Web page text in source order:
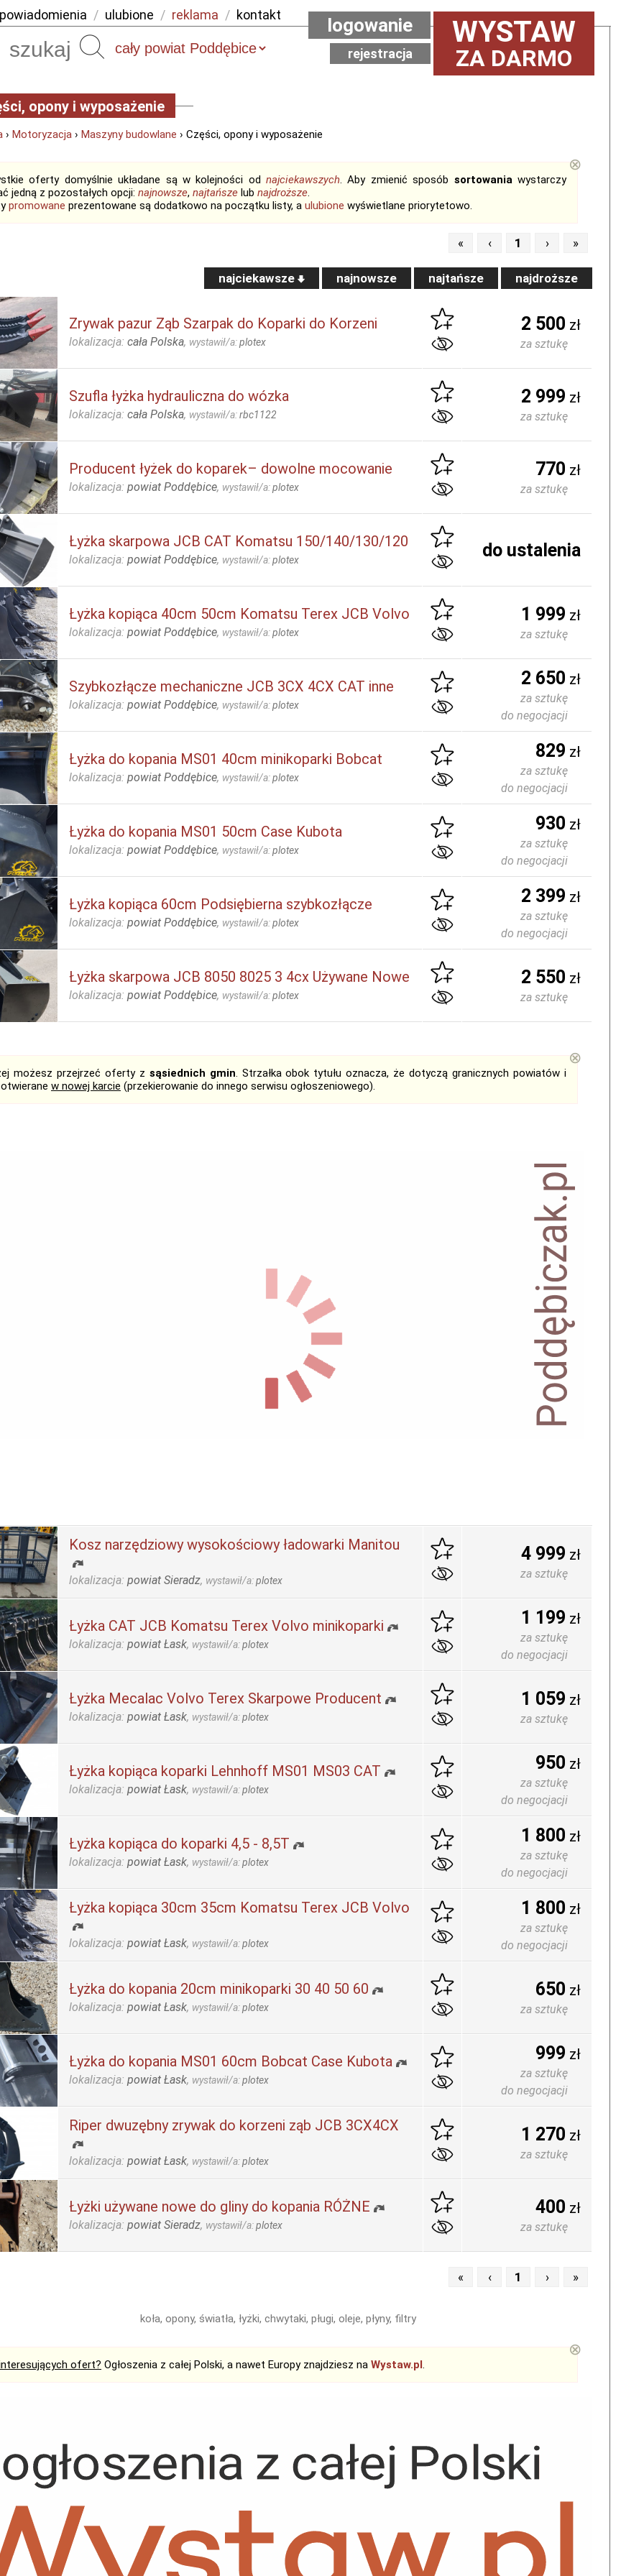
powiadomienia / ulubione / reklama / kontakt
Szukaj WYSTAW
ZA DARMO
logowanie
rejestracja
opony i wyposażenie
› Motoryzacja › Maszyny budowlane › Części, opony i wyposażenie
oferty domyślnie układane są w kolejności odnajciekawszych. Aby zmienić sposób sortowaniawystarczy
jedną z pozostałych opcji: najnowsze, najtańsze lub najdroższe.
promowane prezentowane są dodatkowo na początku listy, a ulubione wyświetlane priorytetowo.
⊗
« ‹ 1 › »
najciekawsze najnowsze najtańsze najdroższe
Zrywak pazur Ząb Szarpak do Koparki do Korzeni
lokalizacja: cała Polska, wystawił/a:plotex
2 500 zł
za sztukę
Szufla łyżka hydrauliczna do wózka
lokalizacja: cała Polska, wystawił/a:rbc1122
2 999 zł
za sztukę
Producent łyżek do koparek– dowolne mocowanie
lokalizacja: powiat Poddębice, wystawił/a:plotex
770 zł
za sztukę
Łyżka skarpowa JCB CAT Komatsu 150/140/130/120
lokalizacja: powiat Poddębice, wystawił/a:plotex do ustalenia
Łyżka kopiąca 40cm 50cm Komatsu Terex JCB Volvo
lokalizacja: powiat Poddębice, wystawił/a:plotex
1 999 zł
za sztukę
Szybkozłącze mechaniczne JCB 3CX 4CX CAT inne
lokalizacja: powiat Poddębice, wystawił/a:plotex
2 650 zł
za sztukę
do negocjacji
Łyżka do kopania MS01 40cm minikoparki Bobcat
lokalizacja: powiat Poddębice, wystawił/a:plotex
829 zł
za sztukę
do negocjacji
Łyżka do kopania MS01 50cm Case Kubota
lokalizacja: powiat Poddębice, wystawił/a:plotex
930 zł
za sztukę
do negocjacji
Łyżka kopiąca 60cm Podsiębierna szybkozłącze
lokalizacja: powiat Poddębice, wystawił/a:plotex
2 399 zł
za sztukę
do negocjacji
Łyżka skarpowa JCB 8050 8025 3 4cx Używane Nowe
lokalizacja: powiat Poddębice, wystawił/a:plotex
2 550 zł
za sztukę
możesz przejrzeć oferty z sąsiednich gmin. Strzałka obok tytułu oznacza, że dotyczą granicznych powiatów i
w nowej karcie (przekierowanie do innego serwisu ogłoszeniowego).
⊗
Kosz narzędziowy wysokościowy ładowarki Manitou
lokalizacja: powiat Sieradz, wystawił/a:plotex
4 999 zł
za sztukę
Łyżka CAT JCB Komatsu Terex Volvo minikoparki
lokalizacja: powiat Łask, wystawił/a:plotex
1 199 zł
za sztukę
do negocjacji
Łyżka Mecalac Volvo Terex Skarpowe Producent
lokalizacja: powiat Łask, wystawił/a:plotex
1 059 zł
za sztukę
Łyżka kopiąca koparki Lehnhoff MS01 MS03 CAT
lokalizacja: powiat Łask, wystawił/a:plotex
950 zł
za sztukę
do negocjacji
Łyżka kopiąca do koparki 4,5 - 8,5T
lokalizacja: powiat Łask, wystawił/a:plotex
1 800 zł
za sztukę
do negocjacji
Łyżka kopiąca 30cm 35cm Komatsu Terex JCB Volvo
lokalizacja: powiat Łask, wystawił/a:plotex
1 800 zł
za sztukę
do negocjacji
Łyżka do kopania 20cm minikoparki 30 40 50 60
lokalizacja: powiat Łask, wystawił/a:plotex
650 zł
za sztukę
Łyżka do kopania MS01 60cm Bobcat Case Kubota
lokalizacja: powiat Łask, wystawił/a:plotex
999 zł
za sztukę
do negocjacji
Riper dwuzębny zrywak do korzeni ząb JCB 3CX4CX
lokalizacja: powiat Łask, wystawił/a:plotex
1 270 zł
za sztukę
Łyżki używane nowe do gliny do kopania RÓŻNE
lokalizacja: powiat Sieradz, wystawił/a:plotex
400 zł
za sztukę
« ‹ 1 › »
koła, opony, światła, łyżki, chwytaki, pługi, oleje, płyny, filtry
ofert? Ogłoszenia z całej Polski, a nawet Europy znajdziesz na Wystaw.pl.
⊗